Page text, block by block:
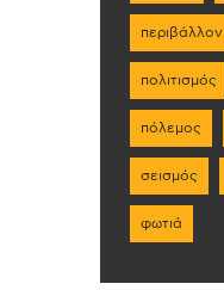
περιβάλλον
πολιτισμός
πόλεμος
σεισμός
φωτιά